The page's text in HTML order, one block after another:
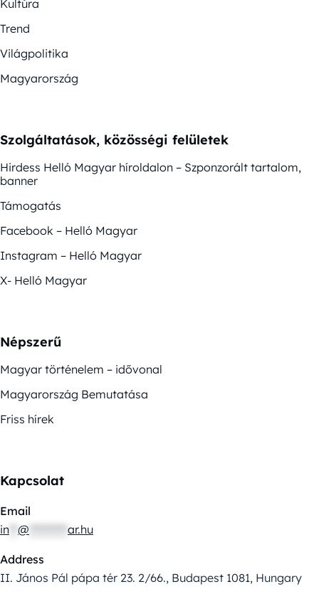
Kultúra
Trend
Világpolitika
Magyarország
Szolgáltatások, közösségi felületek
Hirdess Helló Magyar híroldalon – Szponzorált tartalom,
banner
Támogatás
Facebook – Helló Magyar
Instagram – Helló Magyar
X- Helló Magyar
Népszerű
Magyar történelem – idővonal
Magyarország Bemutatása
Friss hírek
Kapcsolat
Email
in @ ar.hu
Address
II. János Pál pápa tér 23. 2/66., Budapest 1081, Hungary